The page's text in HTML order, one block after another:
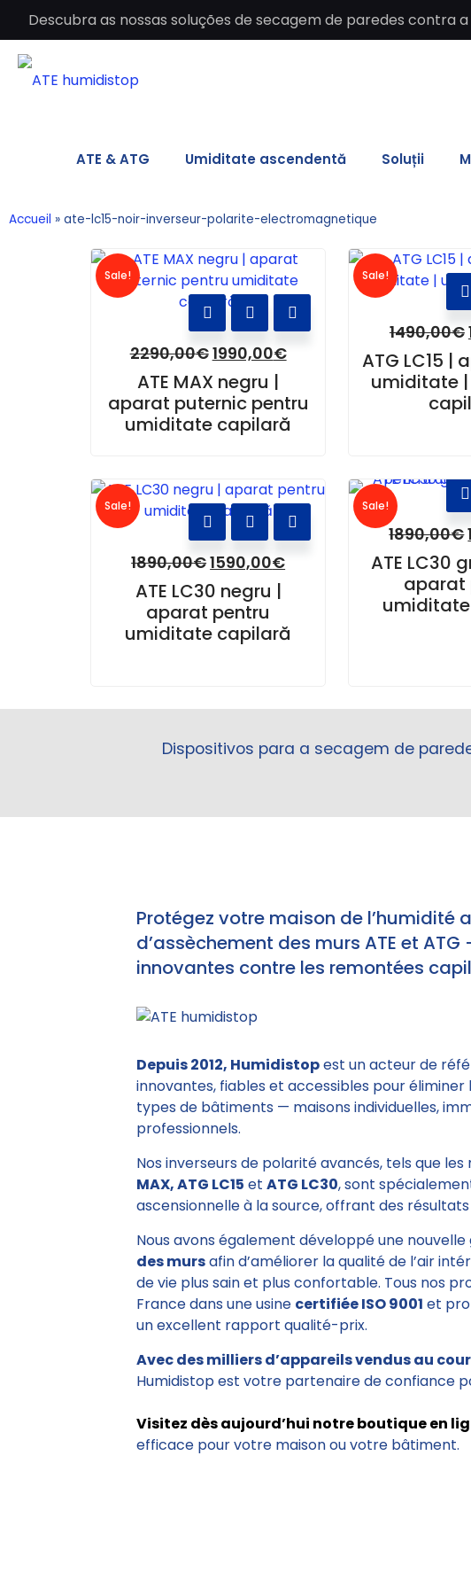
Descubra as nossas soluções de secagem de paredes contra a
ATE & ATG Umiditate ascendentă Soluții
Accueil » ate-lc15-noir-inverseur-polarite-electromagnetique
Sale!
2290,00€1990,00€
ATE MAX negru |
aparat puternic pentru
umiditate capilară
Sale!
1490,00€
ATG LC15 |
umiditate
Sale!
1890,00€1590,00€
ATE LC30 negru |
aparat pentru
umiditate capilară
Sale!
1890,00€
ATE LC30
aparat
Dispositivos para a secagem de
Protégez votre maison de l’humidité
d’assèchement des murs ATE et
innovantes contre les remontées
Depuis 2012, Humidistopest un acteur de
innovantes, fiables et accessibles pour éliminer
types de bâtiments — maisons individuelles,
professionnels.
Nos inverseurs de polarité avancés, tels que les
MAX, ATG LC15 et ATG LC30, sont
ascensionnelle à la source, offrant des
Nous avons également développé une nouvelle
des mursafin d’améliorer la qualité de l’air
de vie plus sain et plus confortable. Tous nos
France dans une usine certifiée ISO 9001 et
un excellent rapport qualité-prix.
Avec des milliers d’appareils vendus au
Humidistop est votre partenaire de confiance
Visitez dès aujourd’hui notre boutique en
efficace pour votre maison ou votre bâtiment.